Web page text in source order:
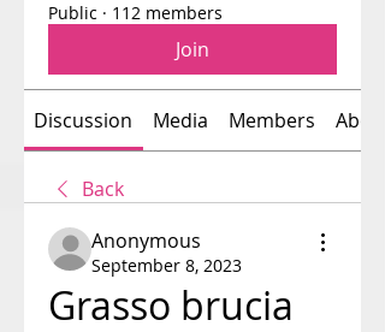
Public · 112 members
Join
Discussion Media Members About
Back
Anonymous
September 8, 2023
Grasso brucia